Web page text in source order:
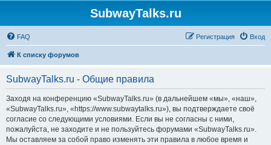
SubwayTalks.ru
FAQ Вход
Регистрация
К списку форумов
SubwayTalks.ru - Общие правила
Заходя на конференцию «SubwayTalks.ru» (в дальнейшем «мы», «наш»,
«SubwayTalks.ru», «https://www.subwaytalks.ru»), вы подтверждаете своё
согласие со следующими условиями. Если вы не согласны с ними,
пожалуйста, не заходите и не пользуйтесь форумами «SubwayTalks.ru».
Мы оставляем за собой право изменять эти правила в любое время и